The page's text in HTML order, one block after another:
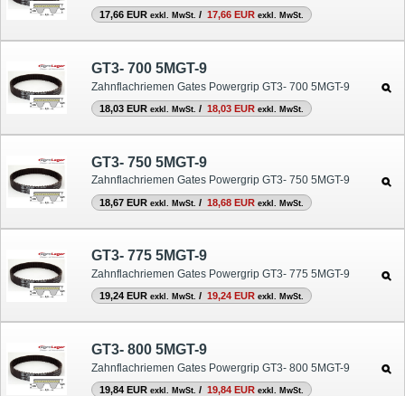
17,66 EUR exkl. MwSt. / 17,66 EUR exkl. MwSt.
GT3- 700 5MGT-9
Zahnflachriemen Gates Powergrip GT3- 700 5MGT-9
18,03 EUR exkl. MwSt. / 18,03 EUR exkl. MwSt.
GT3- 750 5MGT-9
Zahnflachriemen Gates Powergrip GT3- 750 5MGT-9
18,67 EUR exkl. MwSt. / 18,68 EUR exkl. MwSt.
GT3- 775 5MGT-9
Zahnflachriemen Gates Powergrip GT3- 775 5MGT-9
19,24 EUR exkl. MwSt. / 19,24 EUR exkl. MwSt.
GT3- 800 5MGT-9
Zahnflachriemen Gates Powergrip GT3- 800 5MGT-9
19,84 EUR exkl. MwSt. / 19,84 EUR exkl. MwSt.